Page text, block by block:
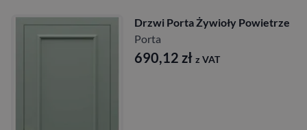
Drzwi Porta Żywioły Powietrze
Porta
690,12 zł z VAT